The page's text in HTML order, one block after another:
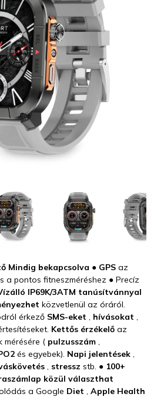
Mindig bekapcsolva ● GPS az
a pontos fitneszméréshez ● Precíz
IP69K/3ATM tanúsítvánnyal
közvetlenül az óráról.
érkező SMS-eket , hívásokat ,
Kettős érzékelő az
mérésére ( pulzusszám ,
és egyebek). Napi jelentések ,
, stressz stb. ● 100+
közül választhat
a Google Diet , Apple Health